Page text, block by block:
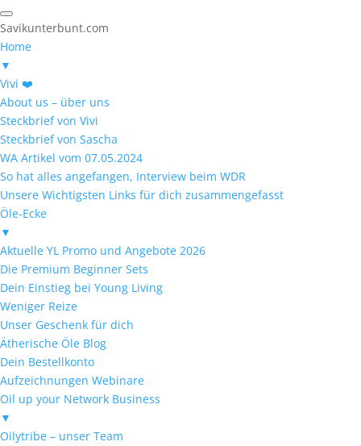
Savikunterbunt.com
Home
▼
Vivi ❤️
About us – über uns
Steckbrief von Vivi
Steckbrief von Sascha
WA Artikel vom 07.05.2024
So hat alles angefangen, Interview beim WDR
Unsere Wichtigsten Links für dich zusammengefasst
Öle-Ecke
▼
Aktuelle YL Promo und Angebote 2026
Die Premium Beginner Sets
Dein Einstieg bei Young Living
Weniger Reize
Unser Geschenk für dich
Ätherische Öle Blog
Dein Bestellkonto
Aufzeichnungen Webinare
Oil up your Network Business
▼
Oilytribe – unser Team